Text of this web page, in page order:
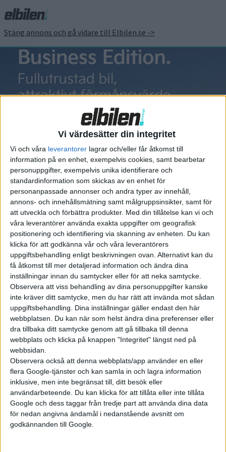
Vi värdesätter din integritet
Vi och våra leverantorer lagrar och/eller får åtkomst till
information på en enhet, exempelvis cookies, samt bearbetar
personuppgifter, exempelvis unika identifierare och
standardinformation som skickas av en enhet för
personanpassade annonser och andra typer av innehåll,
annons- och innehållsmätning samt målgruppsinsikter, samt för
att utveckla och förbättra produkter. Med din tillåtelse kan vi och
våra leverantörer använda exakta uppgifter om geografisk
positionering och identifiering via skanning av enheten. Du kan
klicka för att godkänna vår och våra leverantörers
uppgiftsbehandling enligt beskrivningen ovan. Alternativt kan du
få åtkomst till mer detaljerad information och ändra dina
inställningar innan du samtycker eller för att neka samtycke.
Observera att viss behandling av dina personuppgifter kanske
inte kräver ditt samtycke, men du har rätt att invända mot sådan
uppgiftsbehandling. Dina inställningar gäller endast den här
webbplatsen. Du kan när som helst ändra dina preferenser eller
dra tillbaka ditt samtycke genom att gå tillbaka till denna
webbplats och klicka på knappen "Integritet" längst ned på
webbsidan.
Observera också att denna webbplats/app använder en eller
flera Google-tjänster och kan samla in och lagra information
inklusive, men inte begränsat till, ditt besök eller
användarbeteende. Du kan klicka för att tillåta eller inte tillåta
Google och dess taggar från tredje part att använda dina data
för nedan angivna ändamål i nedanstående avsnitt om
godkännanden till Google.
Stäng annons och gå vidare till Elbilen.se ->
Zeekr 007
Mest lästa
5 aug 2026
Uppgift: då kommer Volvos nya eldrivna volymmodell EX50
6 aug 2026
Nu även Byd – då vill jätten tillverka solid state-batterier
Volvokoncernen samarbetar med Toyota kring vätgas för tung
trafik
6 aug 2026
Helt enligt plan – nu byggs BMW i3
6 aug 2026
Säljstart för instegsversionen av ID. Polo
Elbilens nyhetsbrev
Håll dig uppdaterad om de senaste nyheterna!
Prenumerera